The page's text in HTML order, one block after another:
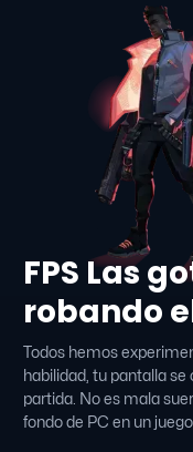
FPS Las
robando
Todos hemos
habilidad, tu pantalla se
partida. No es mala
fondo de PC en un